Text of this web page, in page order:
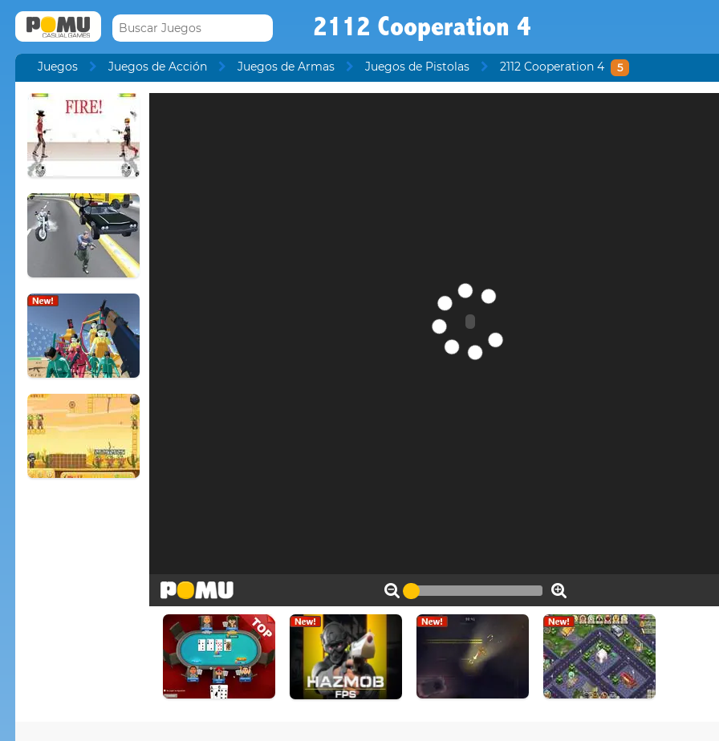
2112 Cooperation 4
Juegos Juegos de Acción Juegos de Armas Juegos de Pistolas 2112 Cooperation 4 5